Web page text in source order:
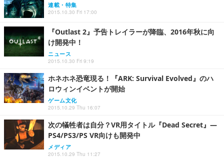
連載・特集
2015.10.30 Fri 17:00
『Outlast 2』予告トレイラーが降臨、2016年秋に向
け開発中！
ニュース
2015.10.30 Fri 9:19
ホネホネ恐竜現る！『ARK: Survival Evolved』のハ
ロウィンイベントが開始
ゲーム文化
2015.10.29 Thu 16:07
次の犠牲者は自分？VR用タイトル『Dead Secret』―
PS4/PS3/PS VR向けも開発中
メディア
2015.10.29 Thu 11:27